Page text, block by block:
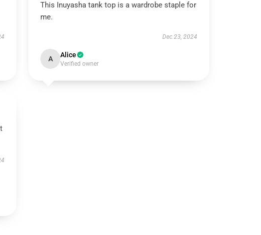
This Inuyasha tank top is a wardrobe staple for
me.
Dec 23, 2024
A Alice
Verified owner